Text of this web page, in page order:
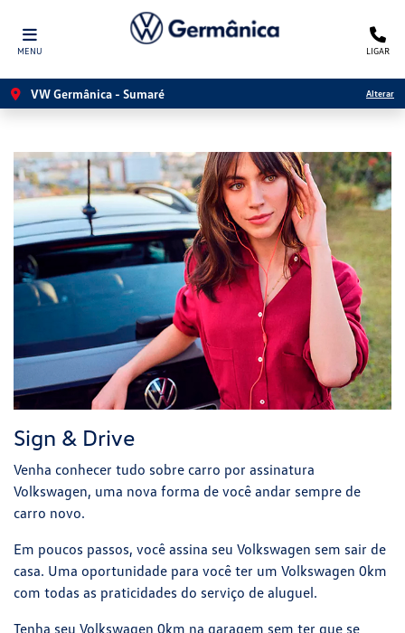
MENU LIGAR
VW Germânica - Sumaré Alterar
Sign & Drive
Venha conhecer tudo sobre carro por assinatura
Volkswagen, uma nova forma de você andar sempre de
carro novo.
Em poucos passos, você assina seu Volkswagen sem sair de
casa. Uma oportunidade para você ter um Volkswagen 0km
com todas as praticidades do serviço de aluguel.
Tenha seu Volkswagen 0km na garagem sem ter que se